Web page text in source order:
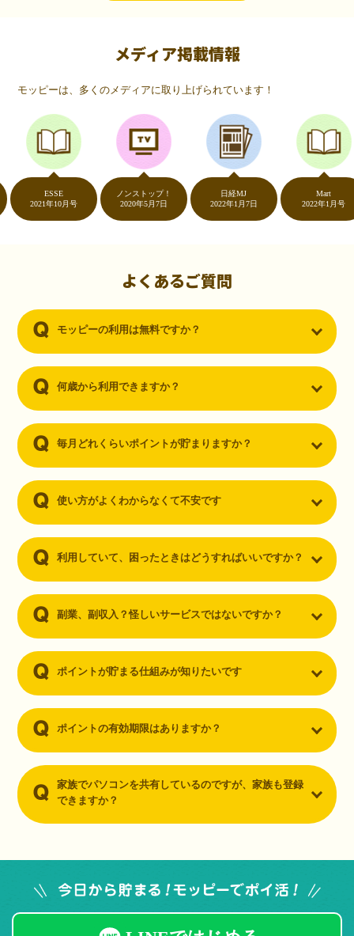
いつものネットショッピングが、モッピーでお得
（20代・女性）
友達に勧められてモッピーをはじめました。空いた時間にスマホで買
い物をすることが多いのですが、モッピーを経由するだけでショップ
のポイントとモッピーのポイントが二重で貯まることを知り、ビック
リ…！いつものネットショッピングをモッピーを経由するだけでポイ
ントが貯まるなんて…もっと早く教えてほしかった～！貯まったポイ
ントはギフト券に交換して、プチ贅沢を楽しんでます♪
（30代・男性）
ーを知りました。クレジットカードを発行するだけでポイントが貯ま
るならと無料登録して、クレジットカードの発行やアプリダウンロー
メディア掲載情報
モッピーは、多くのメディアに取り上げられています！
2021年10月号
ノンストップ！
2020年5月7日
日経MJ
2022年1月7日
2022年1月号
よくあるご質問
モッピーの利用は無料ですか？
何歳から利用できますか？
毎月どれくらいポイントが貯まりますか？
使い方がよくわからなくて不安です
利用していて、困ったときはどうすればいいですか？
副業、副収入？怪しいサービスではないですか？
ポイントが貯まる仕組みが知りたいです
ポイントの有効期限はありますか？
家族でパソコンを共有しているのですが、家族も登録
できますか？